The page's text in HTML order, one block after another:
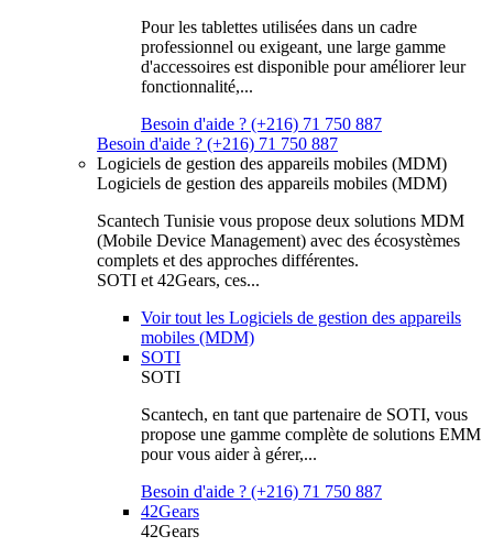
Pour les tablettes utilisées dans un cadre
professionnel ou exigeant, une large gamme
d'accessoires est disponible pour améliorer leur
fonctionnalité,...
Besoin d'aide ? (+216) 71 750 887
Besoin d'aide ? (+216) 71 750 887
Logiciels de gestion des appareils mobiles (MDM)
Logiciels de gestion des appareils mobiles (MDM)
Scantech Tunisie vous propose deux solutions MDM
(Mobile Device Management) avec des écosystèmes
complets et des approches différentes.
SOTI et 42Gears, ces...
Voir tout les Logiciels de gestion des appareils
mobiles (MDM)
SOTI
SOTI
Scantech, en tant que partenaire de SOTI, vous
propose une gamme complète de solutions EMM
pour vous aider à gérer,...
Besoin d'aide ? (+216) 71 750 887
42Gears
42Gears